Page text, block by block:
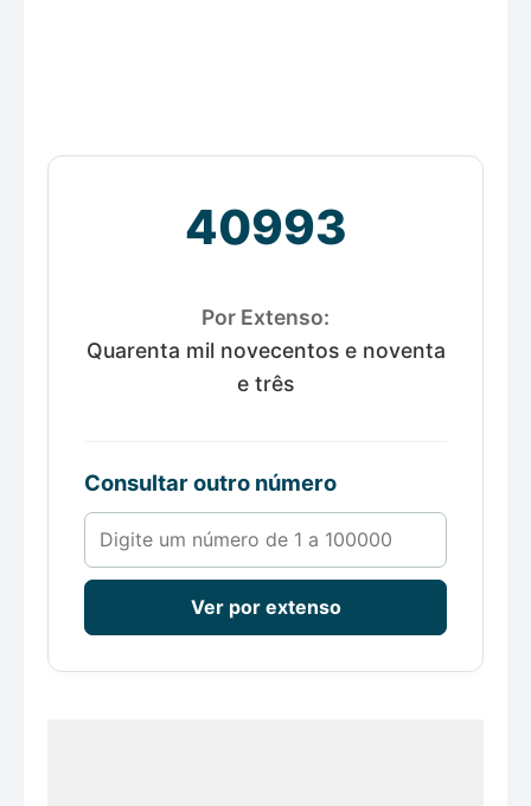
40993
Por Extenso:
Quarenta mil novecentos e noventa
e três
Consultar outro número
Número de 1 a 100000
Ver por extenso